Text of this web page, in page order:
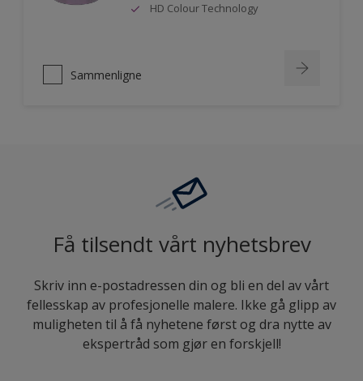
HD Colour Technology
Sammenligne
Få tilsendt vårt nyhetsbrev
Skriv inn e-postadressen din og bli en del av vårt
fellesskap av profesjonelle malere. Ikke gå glipp av
muligheten til å få nyhetene først og dra nytte av
ekspertråd som gjør en forskjell!